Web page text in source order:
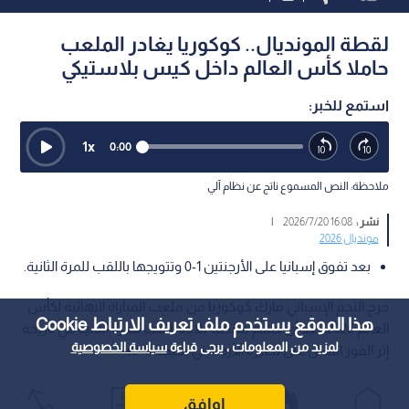
هذا الموقع يستخدم ملف تعريف الارتباط Cookie
لمزيد من المعلومات ، يرجى قراءةسياسة الخصوصية
اوافق
لقطة المونديال.. كوكوريا يغادر الملعب
حاملا كأس العالم داخل كيس بلاستيكي
استمع للخبر:
0:00
1x
ملاحظة: النص المسموع ناتج عن نظام آلي
نشر :16:08 2026/7/20
|
مونديال 2026
بعد تفوق إسبانيا على الأرجنتين 1-0 وتتويجها باللقب للمرة الثانية.
العالم 2026، بعد أن حسم منتخب بلاده اللقب للمرة الثانية في تاريخه
إثر الفوز الثمين على نظيره الأرجنتيني بنتيجة (1-0).